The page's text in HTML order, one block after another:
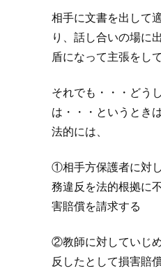
相手に文書を出して
り、話し合いの場に
盾になって主張をし
それでも・・・どう
は・・・というときは
法的には、
①相手方保護者に対
務違反を法的根拠に
害賠償を請求する
②教師に対していじ
反したとして損害賠